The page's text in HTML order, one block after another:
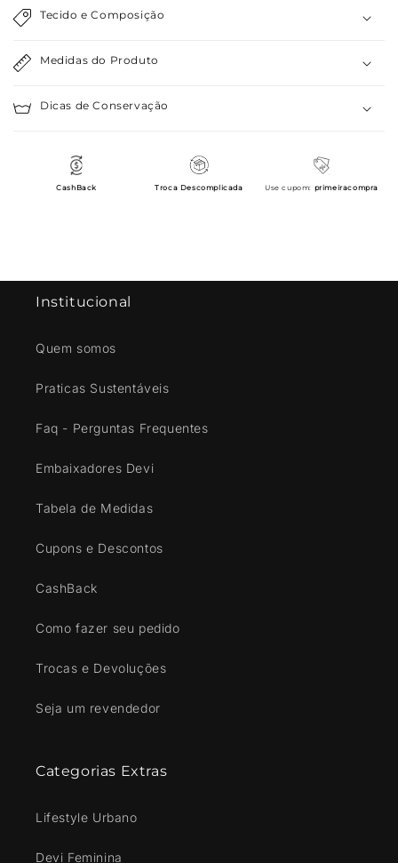
Tecido e Composição
Medidas do Produto
Dicas de Conservação
CashBack Troca Descomplicada Use cupom: primeiracompra
Institucional
Quem somos
Praticas Sustentáveis
Faq - Perguntas Frequentes
Embaixadores Devi
Tabela de Medidas
Cupons e Descontos
CashBack
Como fazer seu pedido
Trocas e Devoluções
Seja um revendedor
Categorias Extras
Lifestyle Urbano
Devi Feminina